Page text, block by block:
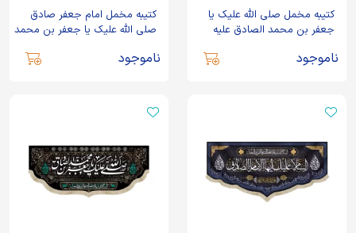
کتیبه مخمل صلی الله علیک یا
جعفر بن محمد الصادق علیه
ناموجود
کتیبه مخمل امام جعفر صادق
صلی الله علیک یا جعفر بن محمد
ناموجود